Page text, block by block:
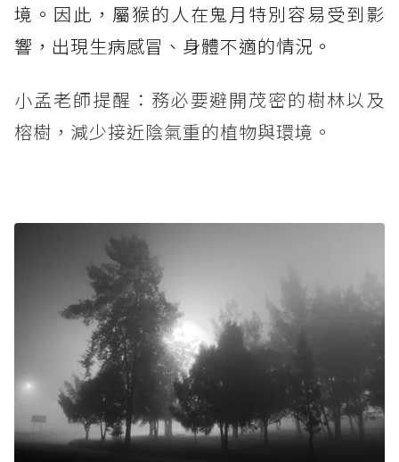
境。因此，屬猴的人在鬼月特別容易受到影
響，出現生病感冒、身體不適的情況。
小孟老師提醒：務必要避開茂密的樹林以及
榕樹，減少接近陰氣重的植物與環境。